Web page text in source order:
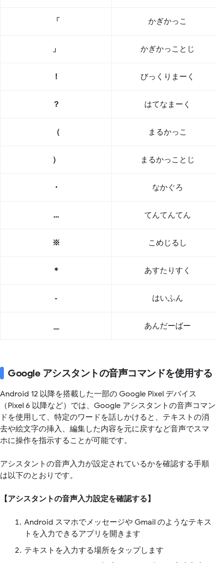
「 かぎかっこ
」 かぎかっことじ
！ びっくりまーく
？ はてなまーく
（ まるかっこ
） まるかっことじ
・ なかぐろ
… てんてんてん
※ こめじるし
＊ あすたりすく
‐ はいふん
あんだーばー
Google アシスタントの音声コマンドを使用する
Android 12 以降を搭載した一部の Google Pixel デバイス
（Pixel 6 以降など）では、Google アシスタントの音声コマン
ドを使用して、特定のワードを話しかけると、テキストの消
去や絵文字の挿入、編集した内容を元に戻すなど音声でスマ
ホに操作を指示することが可能です。
アシスタントの音声入力が設定されているかを確認する手順
は以下のとおりです。
【アシスタントの音声入力設定を確認する】
Android スマホでメッセージや Gmail のようなテキス
トを入力できるアプリを開きます
テキストを入力する場所をタップします